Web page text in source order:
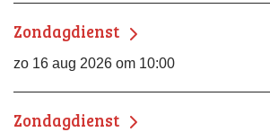
Zondagdienst
zo 16 aug 2026 om 10:00
Zondagdienst